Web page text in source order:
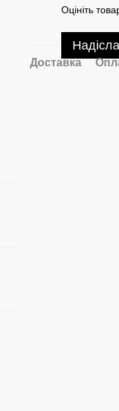
Оцініть
Доставка